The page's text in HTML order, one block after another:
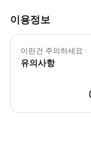
이용정보
이런건 주의하세요
유의사항